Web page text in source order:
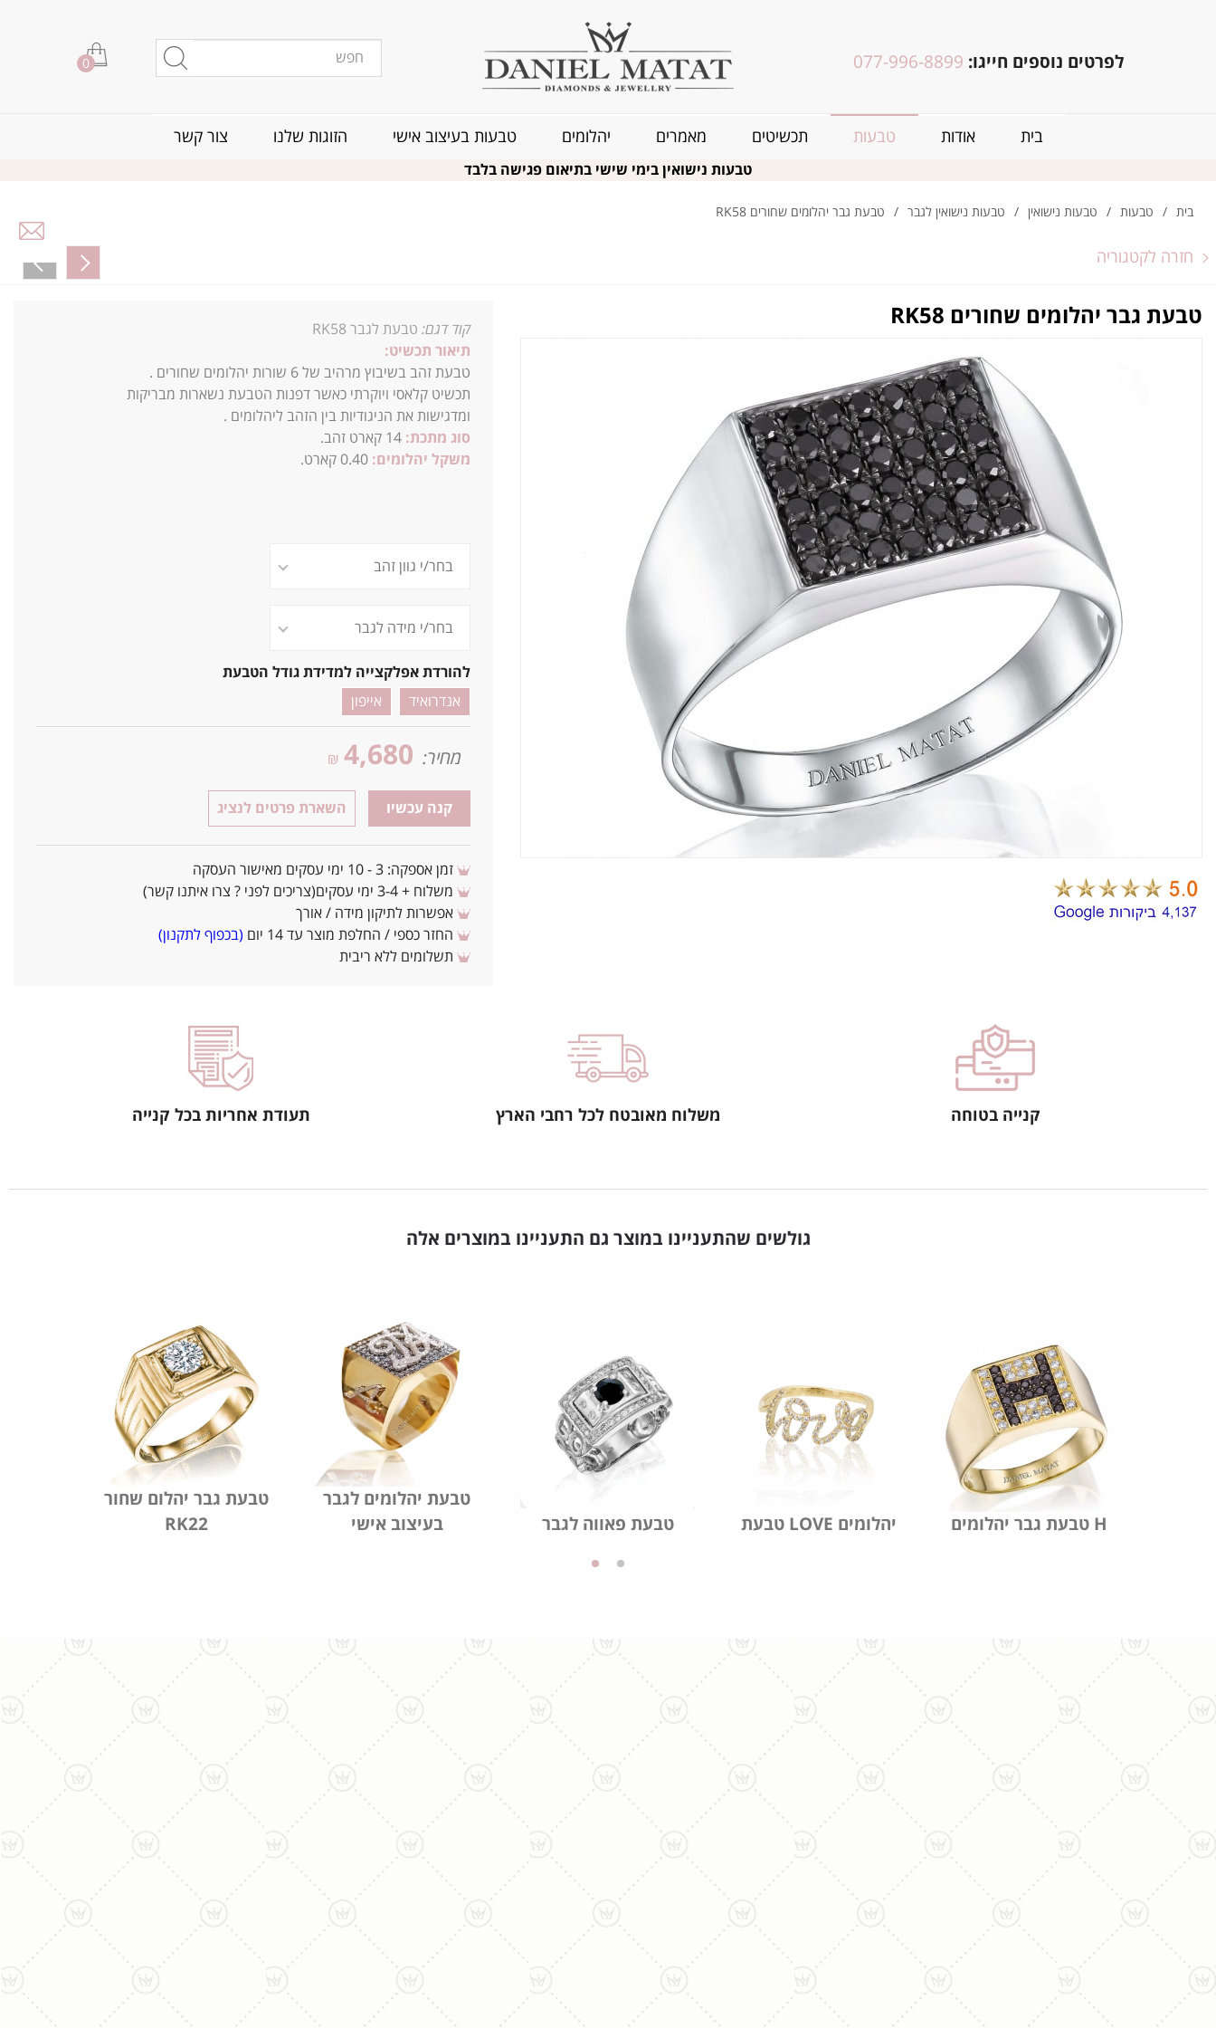
לפרטים נוספים חייגו: 077-996-8899
0
בית אודות טבעות תכשיטים מאמרים יהלומים טבעות בעיצוב אישי הזוגות שלנו צור קשר
טבעות נישואין בימי שישי בתיאום פגישה בלבד
בית / טבעות / טבעות נישואין / טבעות נישואין לגבר / טבעת גבר יהלומים שחורים RK58
חזרה לקטגוריה
טבעת גבר יהלומים שחורים RK58 קוד דגם: טבעת לגבר RK58
תיאור תכשיט:
טבעת זהב בשיבוץ מרהיב של 6 שורות יהלומים שחורים .
תכשיט קלאסי ויוקרתי כאשר דפנות הטבעת נשארות מבריקות
ומדגישות את הניגודיות בין הזהב ליהלומים .
סוג מתכת: 14 קארט זהב.
משקל יהלומים:
להורדת אפלקצייה למדידת גודל הטבעת
אנדרואיד
אייפון
מחיר: 4,680
₪
קנה עכשיו השארת פרטים לנציג
זמן אספקה: 3 - 10 ימי עסקים מאישור העסקה
משלוח + 3-4 ימי עסקים(צריכים לפני ? צרו איתנו קשר)
אפשרות לתיקון מידה / אורך
החזר כספי / החלפת מוצר עד 14 יום
(בכפוף לתקנון)
תשלומים ללא ריבית
קנייה בטוחה משלוח מאובטח לכל רחבי הארץ תעודת אחריות בכל קנייה
גולשים שהתעניינו במוצר גם התעניינו במוצרים אלה
טבעת גבר יהלום שחור
RK22
טבעת יהלומים לגבר
בעיצוב אישי
טבעת פאווה לגבר טבעת LOVE יהלומים טבעת גבר יהלומים H